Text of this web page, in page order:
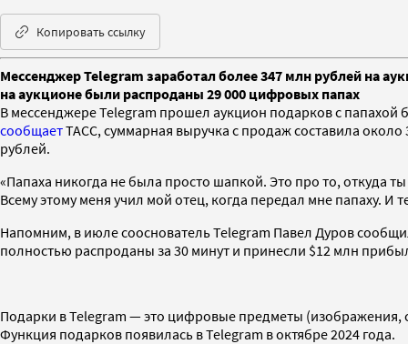
Копировать ссылку
Мессенджер Telegram заработал более 347 млн рублей на
на аукционе были распроданы 29 000 цифровых папах
В мессенджере Telegram прошел аукцион подарков с
сообщаетТАСС, суммарная выручка с продаж составила около
рублей.
«Папаха никогда не была просто шапкой. Это про то, откуда
Всему этому меня учил мой отец, когда передал мне папаху. И
Напомним, в июле сооснователь Telegram Павел Дуров
полностью распроданы за 30 минут и принесли $12 млн
Подарки в Telegram — это цифровые предметы (изображения,
Функция подарков появилась в Telegram в октябре 2024 года.